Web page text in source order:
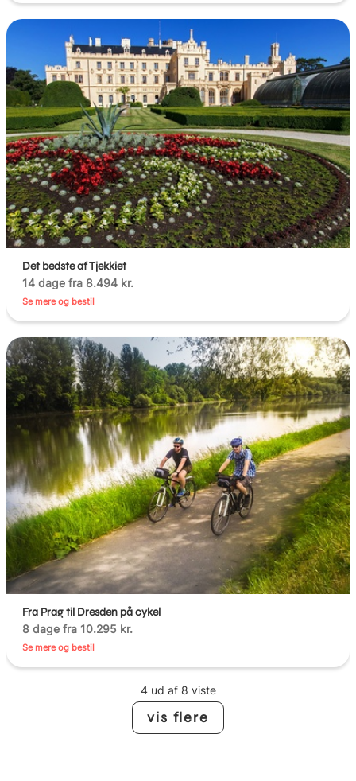
Det bedste af Tjekkiet
14 dage fra 8.494 kr.
Se mere og bestil
Fra Prag til Dresden på cykel
8 dage fra 10.295 kr.
Se mere og bestil
4 ud af 8 viste
vis flere